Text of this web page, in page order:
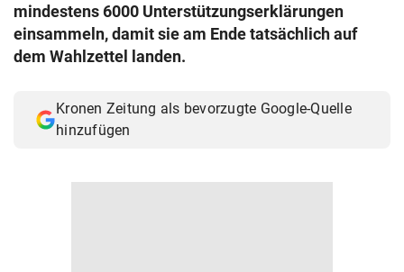
mindestens 6000 Unterstützungserklärungen
einsammeln, damit sie am Ende tatsächlich auf
dem Wahlzettel landen.
Kronen Zeitung als bevorzugte Google-Quelle
hinzufügen